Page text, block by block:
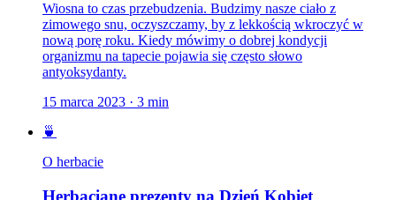
Wiosna to czas przebudzenia. Budzimy nasze ciało z
zimowego snu, oczyszczamy, by z lekkością wkroczyć w
nową porę roku. Kiedy mówimy o dobrej kondycji
organizmu na tapecie pojawia się często słowo
antyoksydanty.
15 marca 2023 · 3 min
🍵
O herbacie
Herbaciane prezenty na Dzień Kobiet